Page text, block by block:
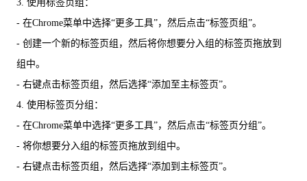
3. 使用标签页组：
- 在Chrome菜单中选择“更多工具”，然后点击“标签页组”。
- 创建一个新的标签页组，然后将你想要分入组的标签页拖放到
组中。
- 右键点击标签页组，然后选择“添加至主标签页”。
4. 使用标签页分组：
- 在Chrome菜单中选择“更多工具”，然后点击“标签页分组”。
- 将你想要分入组的标签页拖放到组中。
- 右键点击标签页组，然后选择“添加到主标签页”。